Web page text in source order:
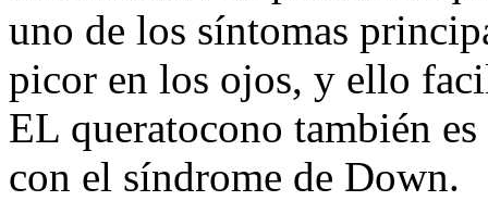
uno de los síntomas
picor en los ojos, y ello
EL queratocono también
con el síndrome de Down.